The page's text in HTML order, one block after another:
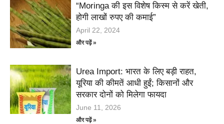
“Moringa की इस विशेष किस्म से करें खेती,
होगी लाखों रुपए की कमाई”
April 22, 2024
और पढ़ें »
Urea Import: भारत के लिए बड़ी राहत,
यूरिया की कीमतें आधी हुईं; किसानों और
सरकार दोनों को मिलेगा फायदा
June 11, 2026
और पढ़ें »